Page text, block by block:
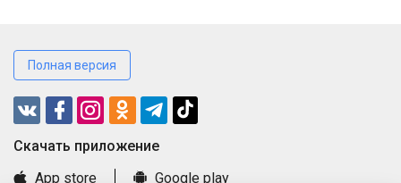
Полная версия
Cкачать приложение
App store
Google play